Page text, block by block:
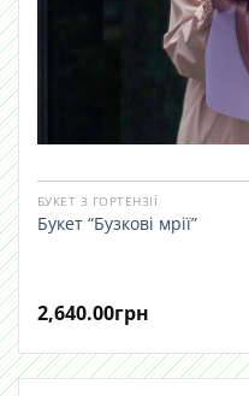
БУКЕТ З ГОРТЕНЗІЇ
Букет “Бузкові мрії”
2,640.00грн